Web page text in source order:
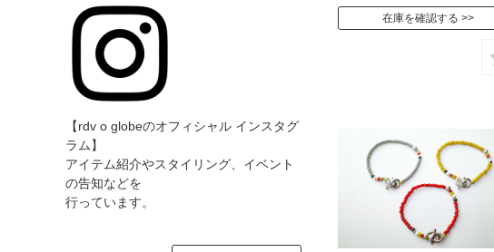
在庫を確認する
【rdv o globeのオフィシャル インスタグ
ラム】
アイテム紹介やスタイリング、イベント
の告知などを
行っています。